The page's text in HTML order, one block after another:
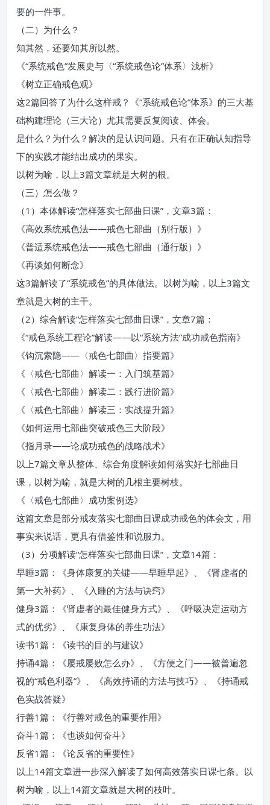
要的一件事。
（二）为什么？
知其然，还要知其所以然。
《“系统戒色”发展史与〈“系统戒色论”体系〉浅析》
《树立正确戒色观》
这2篇回答了为什么这样戒？《“系统戒色论”体系》的三大基
础构建理论（三大论）尤其需要反复阅读、体会。
是什么？为什么？解决的是认识问题。只有在正确认知指导
下的实践才能结出成功的果实。
以树为喻，以上3篇文章就是大树的根。
（三）怎么做？
（1）本体解读“怎样落实七部曲日课”，文章3篇：
《高效系统戒色法——戒色七部曲（别行版）》
《普适系统戒色法——戒色七部曲（通行版）》
《再谈如何断念》
这3篇解读了“系统戒色”的具体做法。以树为喻，以上3篇文
章就是大树的主干。
（2）综合解读“怎样落实七部曲日课”，文章7篇：
《“戒色系统工程论”解读——以“系统方法”成功戒色指南》
《钩沉索隐——〈戒色七部曲〉指要篇》
《〈戒色七部曲〉解读一：入门筑基篇》
《〈戒色七部曲〉解读二：践行进阶篇》
《〈戒色七部曲〉解读三：实战提升篇》
《如何运用七部曲突破戒色三大阶段》
《指月录——论成功戒色的战略战术》
以上7篇文章从整体、综合角度解读如何落实好七部曲日
课，以树为喻，就是大树的几根主要树枝。
《〈戒色七部曲〉成功案例选》
这篇文章是部分戒友落实七部曲日课成功戒色的体会文，用
事实来说话，更具有借鉴性和说服力。
（3）分项解读“怎样落实七部曲日课”，文章14篇：
早睡3篇：《身体康复的关键——早睡早起》、《肾虚者的
第一大补药》、《入睡的方法与诀窍》
健身3篇：《肾虚者的最佳健身方式》、《呼吸决定运动方
式的优劣》、《康复身体的养生功法》
读书1篇：《读书的目的与建议》
持诵4篇：《屡戒屡败怎么办》、《方便之门——被普遍忽
视的“戒色利器”》、《高效持诵的方法与技巧》、《持诵戒
色实战答疑》
行善1篇：《行善对戒色的重要作用》
奋斗1篇：《也谈如何奋斗》
反省1篇：《论反省的重要性》
以上14篇文章进一步深入解读了如何高效落实日课七条。以
树为喻，以上14篇文章就是大树的枝叶。